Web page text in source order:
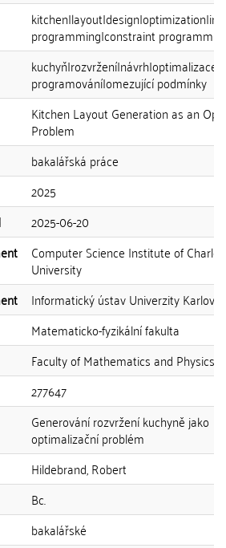
programming|constraint
programování|omezující podmínky
Kitchen Layout Generation as an
Problem
bakalářská práce
2025
2025-06-20
Computer Science Institute of Charles
University
Informatický ústav Univerzity Karlovy
Matematicko-fyzikální fakulta
Faculty of Mathematics and Physics
277647
Generování rozvržení kuchyně jako
optimalizační problém
Hildebrand, Robert
Bc.
bakalářské